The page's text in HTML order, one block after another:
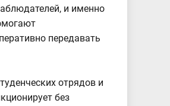
и именно
передавать
отрядов и
без